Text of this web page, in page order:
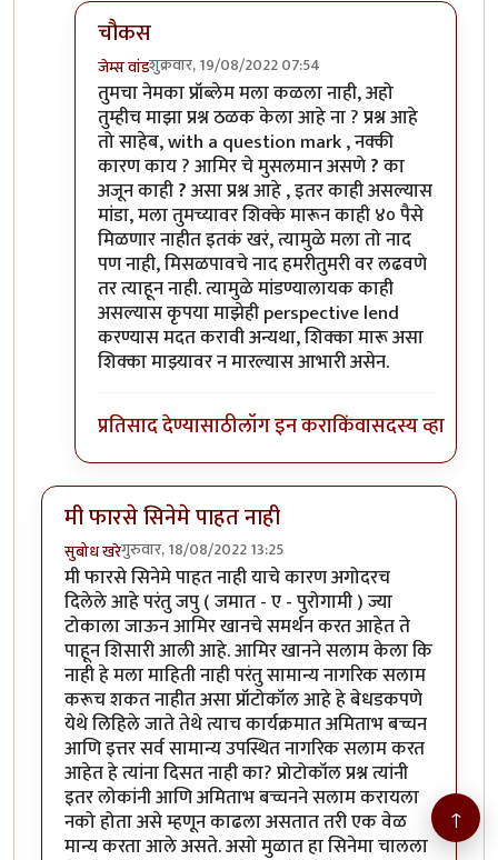
चौकस
जेम्स वांडशुक्रवार, 19/08/2022 07:54
In reply toआमिरचे मुसलमान असणे ? का अजून
तुमचा नेमका प्रॉब्लेम मला कळला नाही, अहो
तुम्हीच माझा प्रश्न ठळक केला आहे ना ? प्रश्न आहे
तो साहेब, with a question mark , नक्की
कारण काय ? आमिर चे मुसलमान असणे?का
अजून काही?असा प्रश्न आहे , इतर काही असल्यास
मांडा, मला तुमच्यावर शिक्के मारून काही ४० पैसे
मिळणार नाहीत इतकं खरं, त्यामुळे मला तो नाद
पण नाही, मिसळपावचे नाद हमरीतुमरी वर लढवणे
तर त्याहून नाही. त्यामुळे मांडण्यालायक काही
असल्यास कृपया माझेही perspective lend
करण्यास मदत करावी अन्यथा, शिक्का मारू असा
शिक्का माझ्यावर न मारल्यास आभारी असेन.
प्रतिसाद देण्यासाठीलॉग इन कराकिंवासदस्य व्हा
मी फारसे सिनेमे पाहत नाही
सुबोध खरेगुरुवार, 18/08/2022 13:25
मी फारसे सिनेमे पाहत नाही याचे कारण अगोदरच
दिलेले आहे परंतु जपु ( जमात - ए - पुरोगामी ) ज्या
टोकाला जाऊन आमिर खानचे समर्थन करत आहेत ते
पाहून शिसारी आली आहे. आमिर खानने सलाम केला कि
नाही हे मला माहिती नाही परंतु सामान्य नागरिक सलाम
करूच शकत नाहीत असा प्रॉटोकॉल आहे हे बेधडकपणे
येथे लिहिले जाते तेथे त्याच कार्यक्रमात अमिताभ बच्चन
आणि इत्तर सर्व सामान्य उपस्थित नागरिक सलाम करत
आहेत हे त्यांना दिसत नाही का? प्रोटोकॉल प्रश्न त्यांनी
इतर लोकांनी आणि अमिताभ बच्चनने सलाम करायला
नको होता असे म्हणून काढला असतात तरी एक वेळ
मान्य करता आले असते. असो मुळात हा सिनेमा चालला
↑